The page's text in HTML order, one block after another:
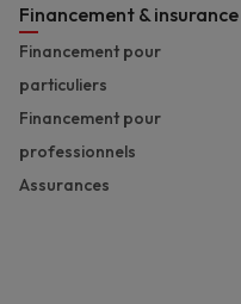
Financement & insurance
Financement pour
particuliers
Financement pour
professionnels
Assurances